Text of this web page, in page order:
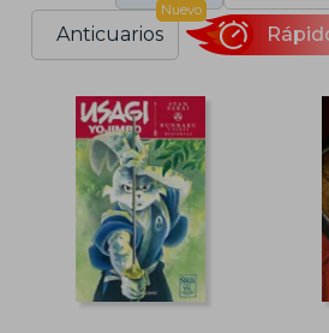
Anticuarios
Nuevo